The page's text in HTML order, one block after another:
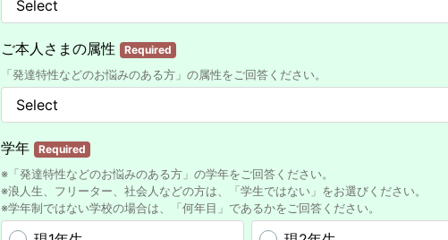
ご本人さまの属性 Required
「発達特性などのお悩みのある方」の属性をご回答ください。
学年 Required
※「発達特性などのお悩みのある方」の学年をご回答ください。
※浪人生、フリーター、社会人などの方は、「学生ではない」をお選びください。
※学年制ではない学校の場合は、「何年目」であるかをご回答ください。